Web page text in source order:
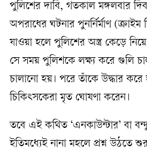
পুলিশের দাবি, গতকাল মঙ্গলবার
অপরাধের ঘটনার পুনর্নির্মাণ
যাওয়া হলে পুলিশের অস্ত্র কেড়ে
সে সময় পুলিশকে লক্ষ্য করে গুলি
চালানো হয়। পরে তাঁকে উদ্ধার করে
চিকিৎসকেরা মৃত ঘোষণা করেন।
তবে এই কথিত ‘এনকাউন্টার’ বা
ইতিমধ্যেই নানা মহলে প্রশ্ন উঠতে